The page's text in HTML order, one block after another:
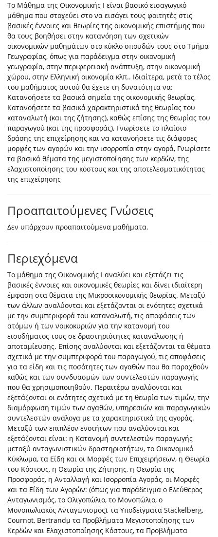
Το Μάθημα της Οικονομικής Ι είναι βασικό εισαγωγικό
μάθημα που στοχεύει στο να εισάγει τους φοιτητές στις
βασικές έννοιες και θεωρίες της οικονομικής επιστήμης που
θα τους βοηθήσει στην κατανόηση των σχετικών
οικονομικών μαθημάτων στο κύκλο σπουδών τους στο Τμήμα
Γεωγραφίας, όπως για παράδειγμα στην οικονομική
γεωγραφία, στην περιφερειακή ανάπτυξη, στην οικονομική
χώρου, στην Ελληνική οικονομία κλπ.. Ιδιαίτερα, μετά το τέλος
του μαθήματος αυτού θα έχετε τη δυνατότητα να:
Κατανοήσετε τα βασικά σημεία της οικονομικής θεωρίας,
Κατανοήσετε τα βασικά χαρακτηριστικά της θεωρίας του
καταναλωτή (και της ζήτησης), καθώς επίσης της θεωρίας του
παραγωγού (και της προσφοράς), Γνωρίσετε το πλαίσιο
δράσης της επιχείρησης και να κατανοήσετε τις διάφορες
μορφές των αγορών και την ισορροπία στην αγορά, Γνωρίσετε
τα βασικά θέματα της μεγιστοποίησης των κερδών, της
ελαχιστοποίησης του κόστους και της αποτελεσματικότητας
της επιχείρησης
Προαπαιτούμενες Γνώσεις
Δεν υπάρχoυν προαπαιτούμενα μαθήματα.
Περιεχόμενα
Το μάθημα της Οικονομικής Ι αναλύει και εξετάζει τις
βασικές έννοιες και οικονομικές θεωρίες και δίνει ιδιαίτερη
έμφαση στα θέματα της Μικροοικονομικής θεωρίας. Μεταξύ
των άλλων αναλύονται και εξετάζονται οι ενότητες σχετικά
με την συμπεριφορά του καταναλωτή, τις αποφάσεις των
ατόμων ή των νοικοκυριών για την κατανομή του
εισοδήματος τους σε δραστηριότητες κατανάλωσης ή
αποταμίευσης. Επίσης αναλύονται και εξετάζονται τα θέματα
σχετικά με την συμπεριφορά του παραγωγού, τις αποφάσεις
για τα είδη και τις ποσότητες των αγαθών που θα παραχθούν
καθώς και των συνδυασμών των συντελεστών παραγωγής
που θα χρησιμοποιηθούν. Περαιτέρω αναλύονται και
εξετάζονται οι ενότητες σχετικά με τη θεωρία των τιμών, την
διαμόρφωση τιμών των αγαθών, υπηρεσιών και παραγωγικών
συντελεστών ανάλογα με τα χαρακτηριστικά της αγοράς.
Μεταξύ των επιπλέον ενοτήτων που αναλύονται και
εξετάζονται είναι: η Κατανομή συντελεστών παραγωγής
μεταξύ ανταγωνιστικών δραστηριοτήτων, το Οικονομικό
Κύκλωμα, τα Είδη και οι Μορφές των Επιχειρήσεων, η Θεωρία
του Κόστους, η Θεωρία της Ζήτησης, η Θεωρία της
Προσφοράς, η Ανταλλαγή και Ισορροπία Αγοράς, οι Μορφές
και τα Είδη των Αγορών: (όπως για παράδειγμα ο Ελεύθερος
Ανταγωνισμός, το Ολιγοπώλιο, το Μονοπώλιο, ο
Μονοπωλιακός Ανταγωνισμός), τα Υποδείγματα Stackelberg,
Cournot, Bertrandμ τα Προβλήματα Μεγιστοποίησης των
Κερδών και Ελαχιστοποίησης Κόστους, τα Προβλήματα